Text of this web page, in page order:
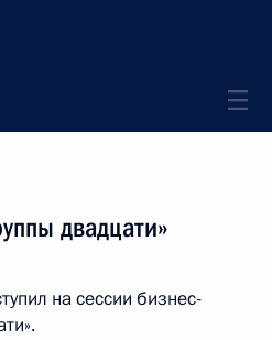
двадцати»
на сессии бизнес-